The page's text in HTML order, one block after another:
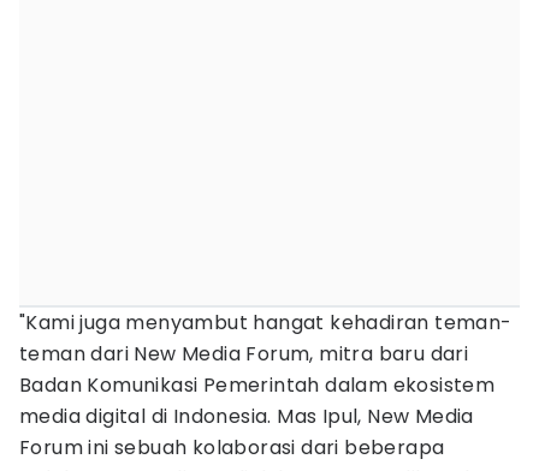
"Kami juga menyambut hangat kehadiran teman-
teman dari New Media Forum, mitra baru dari
Badan Komunikasi Pemerintah dalam ekosistem
media digital di Indonesia. Mas Ipul, New Media
Forum ini sebuah kolaborasi dari beberapa